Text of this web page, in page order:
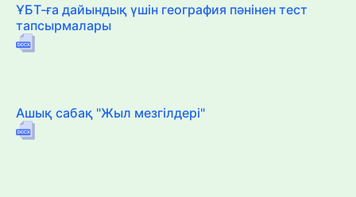
ҰБТ-ға дайындық үшін география пәнінен тест
тапсырмалары
Ашық сабақ "Жыл мезгілдері"